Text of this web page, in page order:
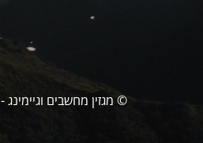
© מגזין מחשבים וגיימינג - PCPlus 2024